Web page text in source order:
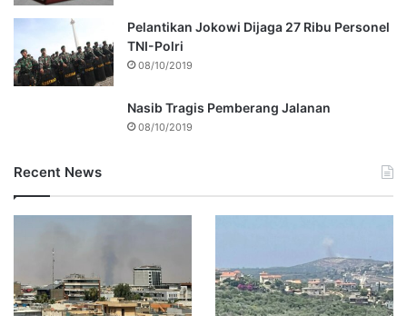
Pelantikan Jokowi Dijaga 27 Ribu Personel
TNI-Polri
08/10/2019
Nasib Tragis Pemberang Jalanan
08/10/2019
Recent News